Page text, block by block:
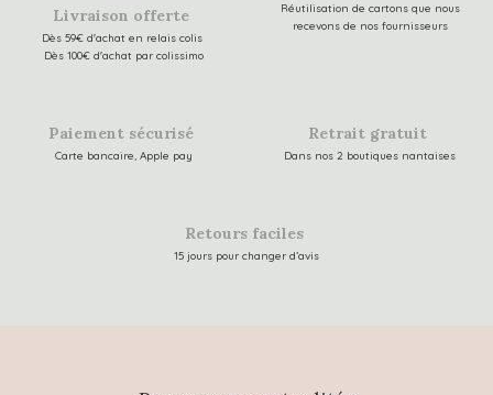
Livraison offerte
Dès 59€ d'achat en relais colis
Dès 100€ d'achat par colissimo
Réutilisation de cartons que nous
recevons de nos fournisseurs
Paiement sécurisé
Carte bancaire, Apple pay
Retrait gratuit
Dans nos 2 boutiques nantaises
Retours faciles
15 jours pour changer d’avis